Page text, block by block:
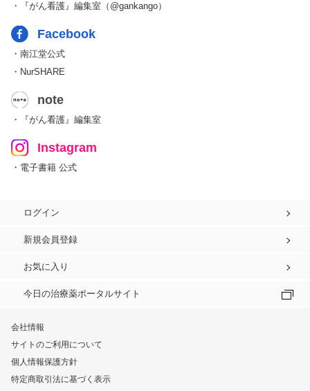
・『がん看護』編集室（@gankango）
Facebook
・南江堂公式
・NurSHARE
note
・『がん看護』編集室
Instagram
・電子書籍 公式
ログイン
新規会員登録
お気に入り
今日の治療薬ポータルサイト
会社情報
サイトのご利用について
個人情報保護方針
特定商取引法に基づく表示